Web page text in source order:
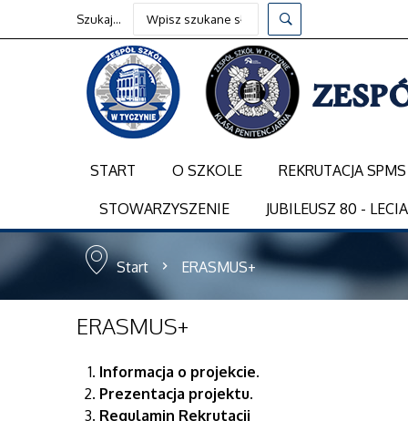
Szukaj...
START O SZKOLE REKRUTACJA SPMS
STOWARZYSZENIE JUBILEUSZ 80 -
Start ERASMUS+
ERASMUS+
Informacja o projekcie.
Prezentacja projektu.
Regulamin Rekrutacji